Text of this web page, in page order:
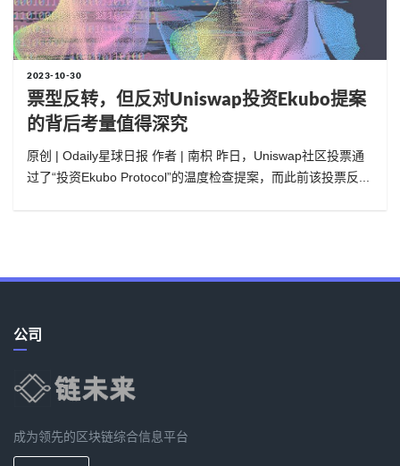
2023-10-30
票型反转，但反对Uniswap投资Ekubo提案
的背后考量值得深究
原创 | Odaily星球日报 作者 | 南枳 昨日，Uniswap社区投票通
过了“投资Ekubo Protocol”的温度检查提案，而此前该投票反...
公司
成为领先的区块链综合信息平台